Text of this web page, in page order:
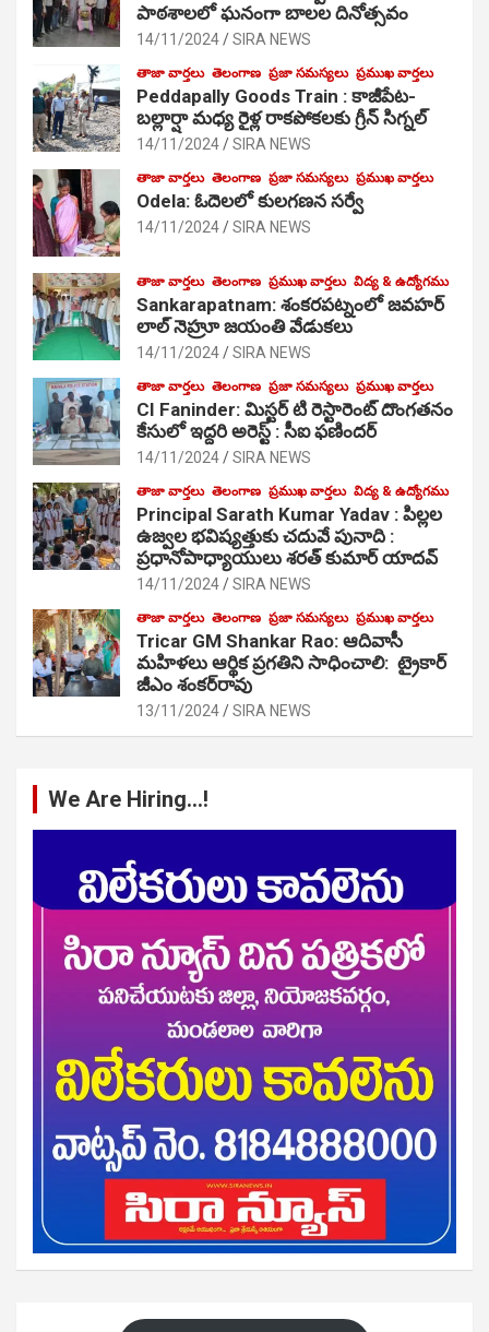
పాఠ‌శాల‌లో ఘనంగా బాలల దినోత్సవం
14/11/2024 SIRA NEWS
తాజా వార్తలు తెలంగాణ ప్రజా సమస్యలు ప్రముఖ వార్తలు
Peddapally Goods Train : కాజీపేట-
బల్లార్షా మధ్య రైళ్ల రాకపోకలకు గ్రీన్ సిగ్నల్
14/11/2024 SIRA NEWS
తాజా వార్తలు తెలంగాణ ప్రజా సమస్యలు ప్రముఖ వార్తలు
Odela: ఓదెలలో కులగణన సర్వే
14/11/2024 SIRA NEWS
తాజా వార్తలు తెలంగాణ ప్రముఖ వార్తలు విద్య & ఉద్యోగము
Sankarapatnam: శంకరపట్నంలో జవహర్
లాల్ నెహ్రూ జయంతి వేడుకలు
14/11/2024 SIRA NEWS
తాజా వార్తలు తెలంగాణ ప్రజా సమస్యలు ప్రముఖ వార్తలు
CI Faninder: మిస్టర్ టి రెస్టారెంట్ దొంగతనం
కేసులో ఇద్దరి అరెస్ట్ : సీఐ ఫణిందర్
14/11/2024 SIRA NEWS
తాజా వార్తలు తెలంగాణ ప్రముఖ వార్తలు విద్య & ఉద్యోగము
Principal Sarath Kumar Yadav : పిల్లల
ఉజ్వల భవిష్యత్తుకు చదువే పునాది :
ప్రధానోపాధ్యాయులు శరత్ కుమార్ యాదవ్
14/11/2024 SIRA NEWS
తాజా వార్తలు తెలంగాణ ప్రజా సమస్యలు ప్రముఖ వార్తలు
Tricar GM Shankar Rao: ఆదివాసీ
మహిళలు ఆర్థిక ప్రగతిని సాధించాలి: ట్రైకార్
జీఎం శంకర్‌రావు
13/11/2024 SIRA NEWS
We Are Hiring…!